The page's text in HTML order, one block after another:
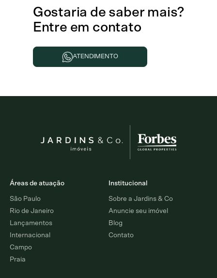
Gostaria de saber mais?
Entre em contato
ATENDIMENTO
Áreas de atuação
São Paulo
Rio de Janeiro
Lançamentos
Internacional
Campo
Praia
Institucional
Sobre a Jardins & Co
Anuncie seu imóvel
Blog
Contato